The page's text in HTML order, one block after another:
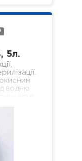
5л.
водню
як…